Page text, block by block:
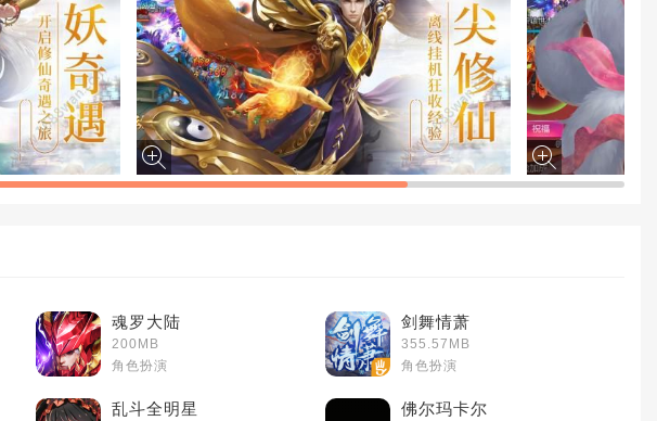
魂罗大陆
200MB
角色扮演
剑舞情萧
355.57MB
角色扮演
乱斗全明星 佛尔玛卡尔